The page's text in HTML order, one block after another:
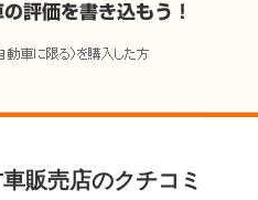
販売店のクチコミ